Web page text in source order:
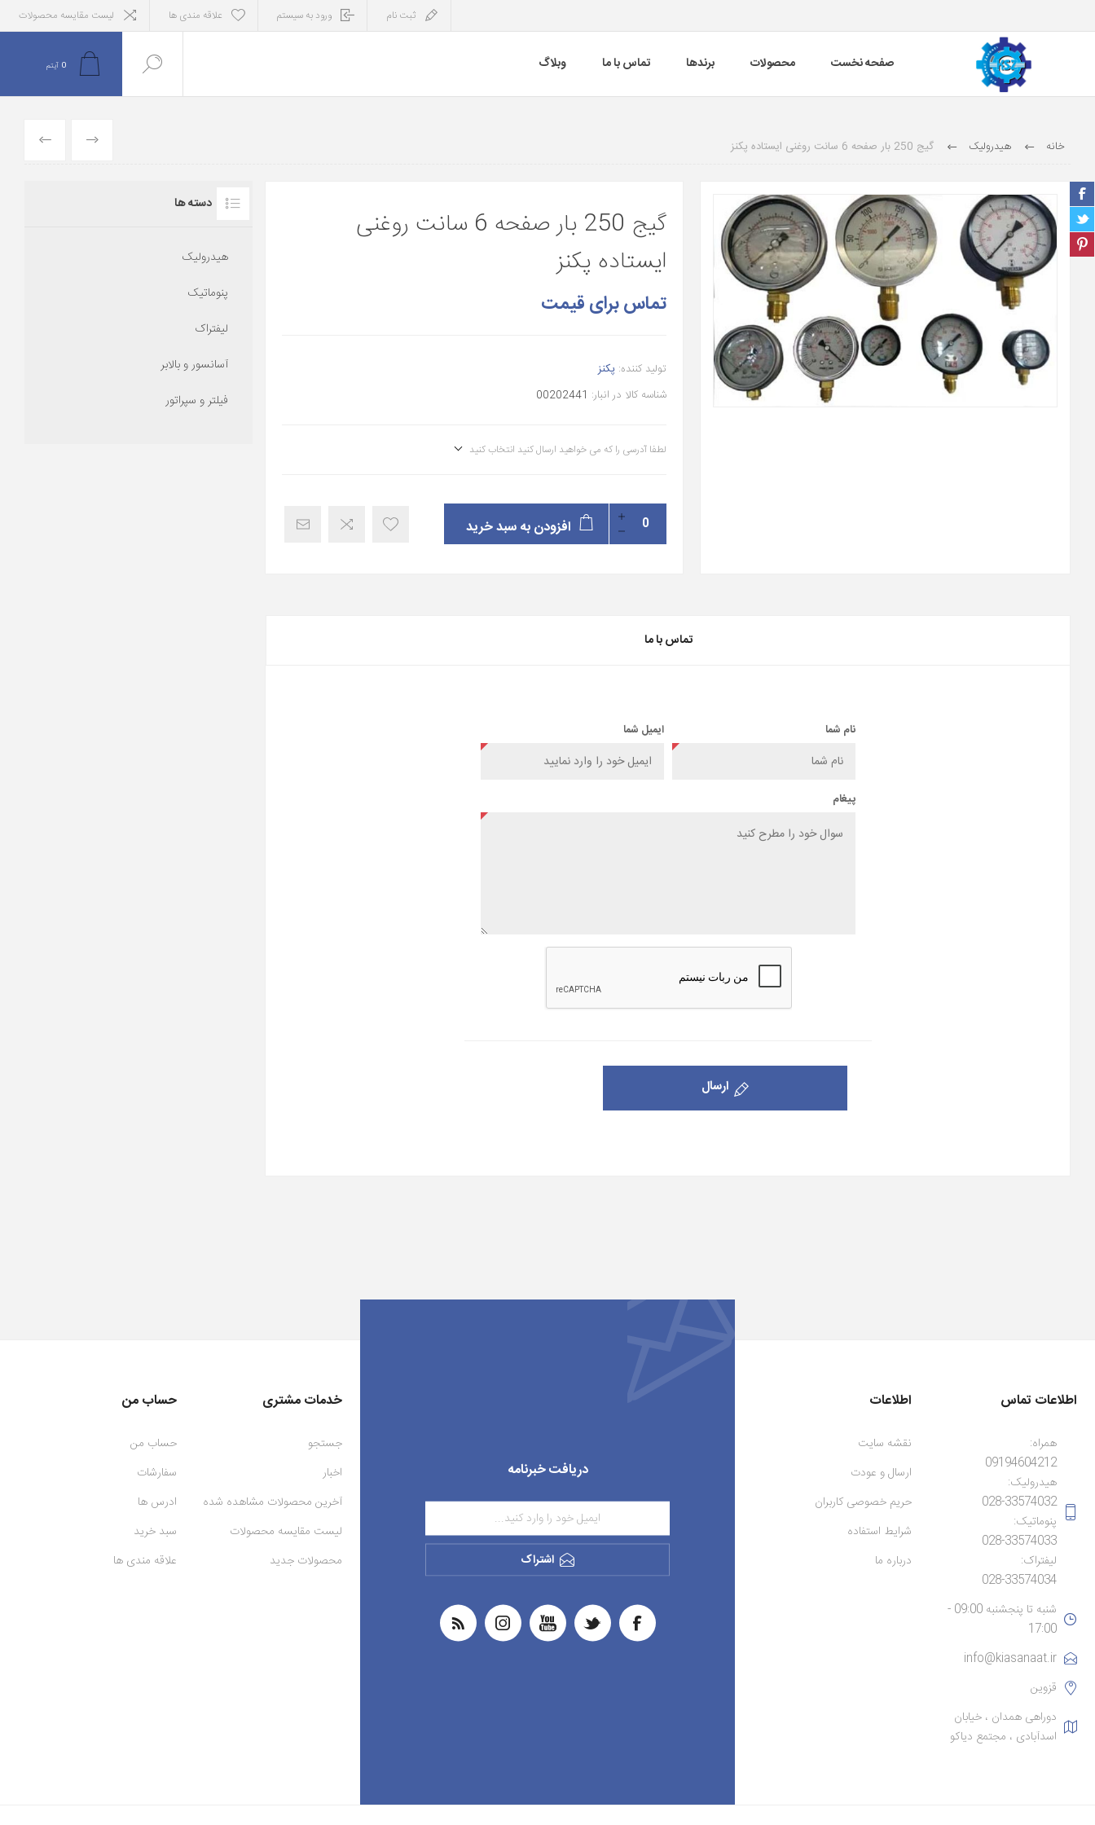
ثبت نام ورود به سیستم علاقه مندی ها لیست مقایسه محصولات
صفحه نخست محصولات برندها تماس با ما وبلاگ 0 آیتم
خانه هیدرولیک گیج 250 بار صفحه 6 سانت روغنی ایستاده پکنز بعدی
گیج 250 بار صفحه 6 سانت روغنی
ایستاده پکنز
تماس برای قیمت
تولید کننده: پکنز
شناسه کالا در انبار: 00202441
لطفا آدرسی را که می خواهید ارسال کنید انتخاب کنید
افزودن به سبد خرید
تماس با ما
نام شما ایمیل شما
پیغام
ارسال
دسته ها
هیدرولیک
پنوماتیک
لیفتراک
آسانسور و بالابر
فیلتر و سپراتور
دریافت خبرنامه
اشتراک
اطلاعات تماس
همراه:
09194604212
هیدرولیک:
028-33574032
پنوماتیک:
028-33574033
لیفتراک:
028-33574034
شنبه تا پنجشنبه 09:00 -
17:00
info@kiasanaat.ir
قزوین
دوراهی همدان ، خیابان
اسدآبادی ، مجتمع دیاکو
اطلاعات
نقشه سایت
ارسال و عودت
حریم خصوصی کاربران
شرایط استفاده
درباره ما
خدمات مشتری
جستجو
اخبار
آخرین محصولات مشاهده شده
لیست مقایسه محصولات
محصولات جدید
حساب من
حساب من
سفارشات
ادرس ها
سبد خرید
علاقه مندی ها